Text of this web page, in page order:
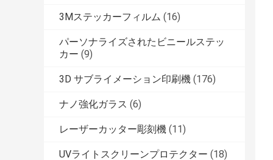
3Mステッカーフィルム (16)
パーソナライズされたビニールステッ
カー (9)
3D サブライメーション印刷機 (176)
ナノ強化ガラス (6)
レーザーカッター彫刻機 (11)
UVライトスクリーンプロテクター (18)